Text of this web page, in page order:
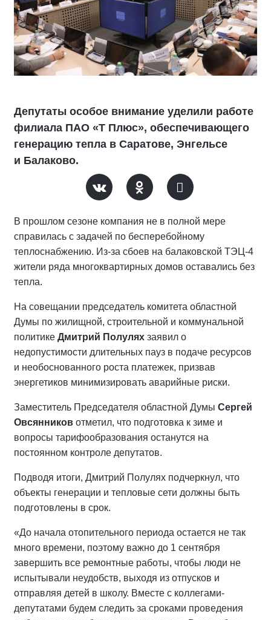
Депутаты особое внимание уделили работе
филиала ПАО «Т Плюс», обеспечивающего
генерацию тепла в Саратове, Энгельсе
и Балаково.
В прошлом сезоне компания не в полной мере
справилась с задачей по бесперебойному
теплоснабжению. Из-за сбоев на балаковской ТЭЦ-4
жители ряда многоквартирных домов оставались без
тепла.
На совещании председатель комитета областной
Думы по жилищной, строительной и коммунальной
политике Дмитрий Полулях заявил о
недопустимости длительных пауз в подаче ресурсов
и необоснованного роста платежек, призвав
энергетиков минимизировать аварийные риски.
Заместитель Председателя областной Думы Сергей
Овсянников отметил, что подготовка к зиме и
вопросы тарифообразования останутся на
постоянном контроле депутатов.
Подводя итоги, Дмитрий Полулях подчеркнул, что
объекты генерации и тепловые сети должны быть
подготовлены в срок.
«До начала отопительного периода остается не так
много времени, поэтому важно до 1 сентября
завершить все ремонтные работы, чтобы люди не
испытывали неудобств, выходя из отпусков и
отправляя детей в школу. Вместе с коллегами-
депутатами будем следить за сроками проведения